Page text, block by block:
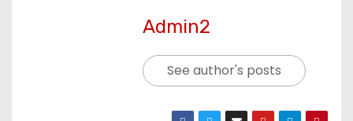
Admin2
See author's posts